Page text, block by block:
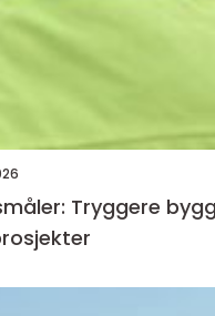
Tryggere